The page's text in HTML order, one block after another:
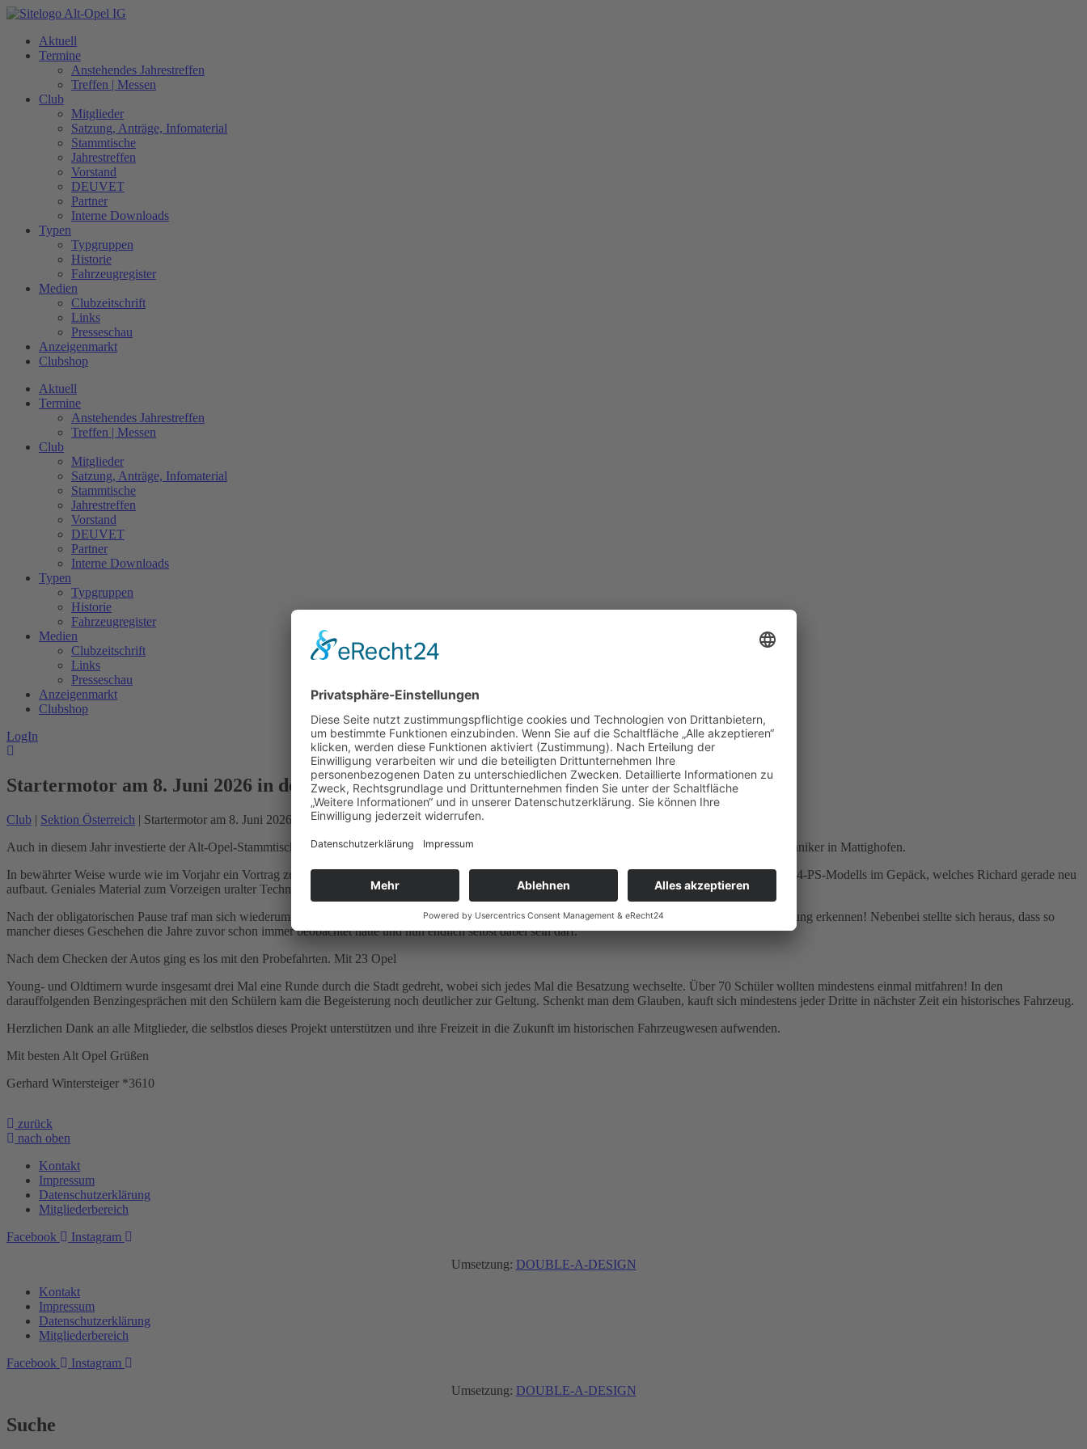
Zum
springenAktuell
Termine
Anstehendes Jahrestreffen
Treffen | Messen
Club
Mitglieder
Satzung, Anträge, Infomaterial
Stammtische
Jahrestreffen
Vorstand
DEUVET
Partner
Interne Downloads
Typen
Typgruppen
Historie
Fahrzeugregister
Medien
Clubzeitschrift
Links
Presseschau
Anzeigenmarkt
Clubshop
Aktuell
Termine
Anstehendes Jahrestreffen
Treffen | Messen
Club
Mitglieder
Satzung, Anträge, Infomaterial
Stammtische
Jahrestreffen
Vorstand
DEUVET
Partner
Interne Downloads
Typen
Typgruppen
Historie
Fahrzeugregister
Medien
Clubzeitschrift
Links
Presseschau
Anzeigenmarkt
Clubshop
LogIn
Startermotor am 8. Juni 2026 in der BS Mattighofen (AT)
Club | Sektion Österreich | Startermotor am 8. Juni 2026 in der BS Mattighofen (AT)
Auch in diesem Jahr investierte der Alt-Opel-Stammtisch Oberösterreich Zeit in die Jugendförderung mit dem Projekttag an der Berufsschule für KFZ-Techniker in Mattighofen.
In bewährter Weise wurde wie im Vorjahr ein Vortrag zur österreichischen Oldtimerkommunity abgehalten. Zusätzlich hatten wir technische Bauteile eines 4-PS-Modells im Gepäck, welches Richard gerade neu
aufbaut. Geniales Material zum Vorzeigen uralter Technik!
Nach der obligatorischen Pause traf man sich wiederum im Schulhof bei den Autos. In vielen Gesprächen konnte man bei einigen Schülern helle Begeisterung erkennen! Nebenbei stellte sich heraus, dass so
mancher dieses Geschehen die Jahre zuvor schon immer beobachtet hatte und nun endlich selbst dabei sein darf.
Nach dem Checken der Autos ging es los mit den Probefahrten. Mit 23 Opel
Young- und Oldtimern wurde insgesamt drei Mal eine Runde durch die Stadt gedreht, wobei sich jedes Mal die Besatzung wechselte. Über 70 Schüler wollten mindestens einmal mitfahren! In den
darauffolgenden Benzingesprächen mit den Schülern kam die Begeisterung noch deutlicher zur Geltung. Schenkt man dem Glauben, kauft sich mindestens jeder Dritte in nächster Zeit ein historisches Fahrzeug.
Herzlichen Dank an alle Mitglieder, die selbstlos dieses Projekt unterstützen und ihre Freizeit in die Zukunft im historischen Fahrzeugwesen aufwenden.
Mit besten Alt Opel Grüßen
Gerhard Wintersteiger *3610
zurück
nach oben
Kontakt
Impressum
Datenschutzerklärung
Mitgliederbereich
Facebook
Instagram
Umsetzung: DOUBLE-A-DESIGN
Kontakt
Impressum
Datenschutzerklärung
Mitgliederbereich
Facebook
Instagram
Umsetzung: DOUBLE-A-DESIGN
Suche